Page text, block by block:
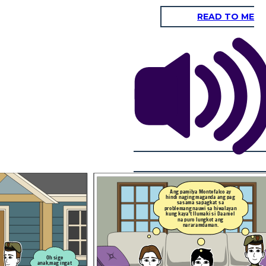
Andito nanaman
ang baklang
bilang mahusay na mag
aaral.
kayong ganyan
ang pagka tao
Dahil sa inis niya sa
pag sagot ni Daniel
ay ,sinambunutan
niya ito
Lumaban naman si
Daniel upang
dipensahan ang
kaniyang sarili.
Andito nanaman
ang baklang
READ TO ME
Ang pamilya Montefalco ay
hindi naging maganda ang pag
sasama sapagkat sa
problemang nauwi sa hiwalayan
kung kaya't llumaki si Daaniel
na puro lungkot ang
nararamdaman.
Oh sige
anak,mag ingat